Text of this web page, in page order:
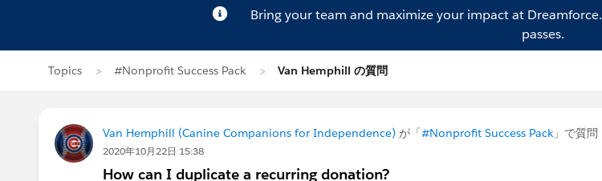
Bring your team and maximize your impact at Dreamforce.
passes.
Topics #Nonprofit Success Pack Van Hemphill の質問
Van Hemphill (Canine Companions for Independence) が「#Nonprofit Success Pack 」で質問
2020年10月22日 15:38
How can I duplicate a recurring donation?